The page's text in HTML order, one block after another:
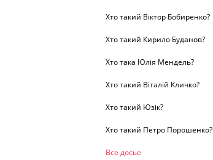
Хто такий Віктор Бобиренко?
Хто такий Кирило Буданов?
Хто така Юлія Мендель?
Хто такий Віталій Кличко?
Хто такий Юзік?
Хто такий Петро Порошенко?
Все досье